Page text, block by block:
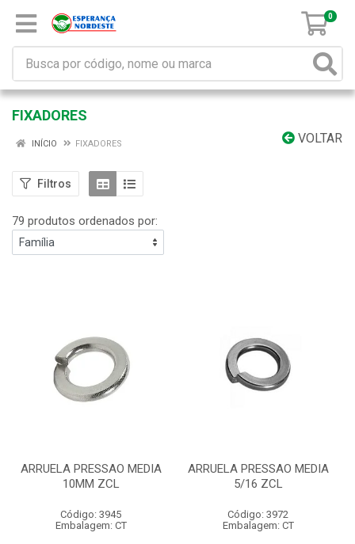
0
FIXADORES
VOLTAR
INÍCIO FIXADORES
Filtros
79 produtos ordenados por:
ARRUELA PRESSAO MEDIA
10MM ZCL
Código: 3945
Embalagem: CT
ARRUELA PRESSAO MEDIA
5/16 ZCL
Código: 3972
Embalagem: CT